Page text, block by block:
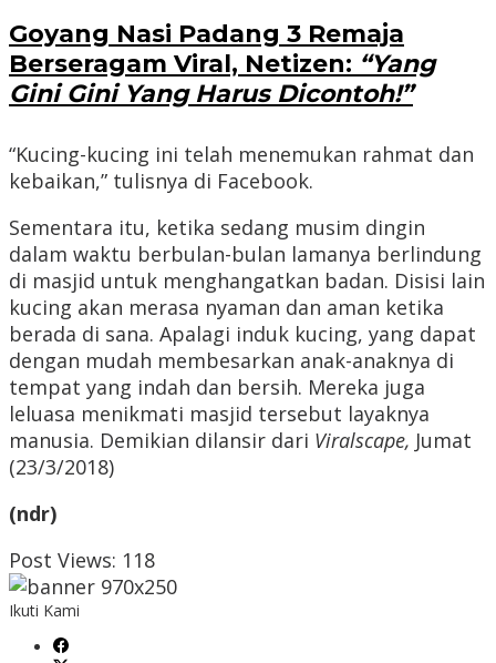
Goyang Nasi Padang 3 Remaja
Berseragam Viral, Netizen: “Yang
Gini Gini Yang Harus Dicontoh!”
“Kucing-kucing ini telah menemukan rahmat dan
kebaikan,” tulisnya di Facebook.
Sementara itu, ketika sedang musim dingin
dalam waktu berbulan-bulan lamanya berlindung
di masjid untuk menghangatkan badan. Disisi lain
kucing akan merasa nyaman dan aman ketika
berada di sana. Apalagi induk kucing, yang dapat
dengan mudah membesarkan anak-anaknya di
tempat yang indah dan bersih. Mereka juga
leluasa menikmati masjid tersebut layaknya
manusia. Demikian dilansir dari Viralscape, Jumat
(23/3/2018)
(ndr)
Post Views: 118
Ikuti Kami